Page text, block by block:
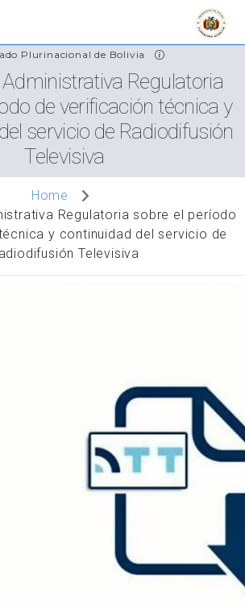
Skip
to
main
content
Plurinacional de Bolivia
Regulatoria
de verificación técnica y
servicio de Radiodifusión
Televisiva
Home
Regulatoria sobre el período
y continuidad del servicio de
Televisiva